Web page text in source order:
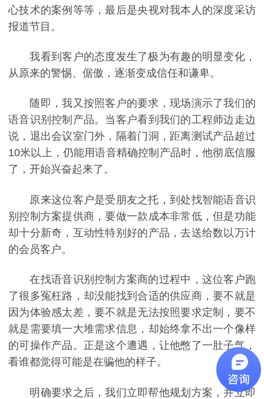
心技术的案例等等，最后是央视对我本人的深度采访
报道节目。
我看到客户的态度发生了极为有趣的明显变化，
从原来的警惕、倨傲，逐渐变成信任和谦卑。
随即，我又按照客户的要求，现场演示了我们的
语音识别控制产品。当客户看到我们的工程师边走边
说，退出会议室门外，隔着门洞，距离测试产品超过
10米以上，仍能用语音精确控制产品时，他彻底信服
了，开始兴奋起来了。
原来这位客户是受朋友之托，到处找智能语音识
别控制方案提供商，要做一款成本非常低，但是功能
却十分新奇，互动性特别好的产品，去送给数以万计
的会员客户。
在找语音识别控制方案商的过程中，这位客户跑
了很多冤枉路，却没能找到合适的供应商，要不就是
因为体验感太差，要不就是无法按照要求定制，要不
就是需要填一大堆需求信息，却始终拿不出一个像样
的可操作产品。正是这个遭遇，让他憋了一肚子气，
看谁都觉得可能是在骗他的样子。
明确要求之后，我们立即帮他规划方案，并立即